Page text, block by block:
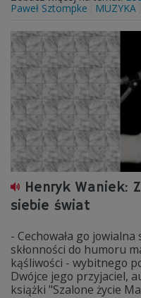
Paweł Sztompke
MUZYKA
Henryk Waniek:
siebie świat
- Cechowała go
skłonności do humoru
kąśliwości - wybitnego
Dwójce jego przyjaciel,
książki "Szalone życie